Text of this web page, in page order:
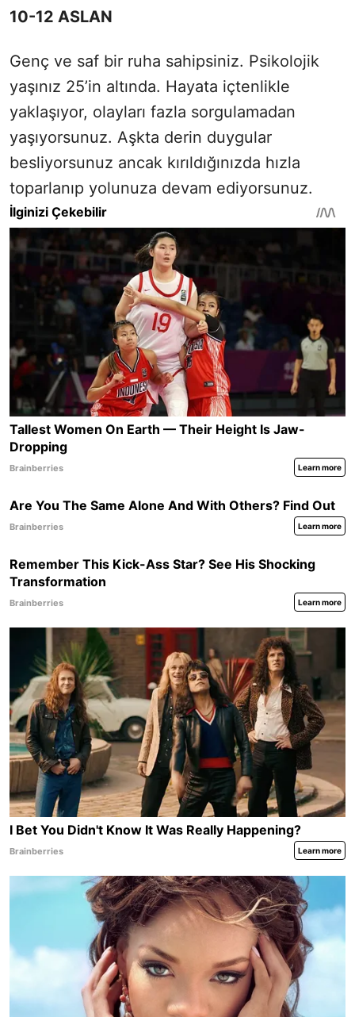
10-12 ASLAN
Genç ve saf bir ruha sahipsiniz. Psikolojik
yaşınız 25’in altında. Hayata içtenlikle
yaklaşıyor, olayları fazla sorgulamadan
yaşıyorsunuz. Aşkta derin duygular
besliyorsunuz ancak kırıldığınızda hızla
toparlanıp yolunuza devam ediyorsunuz.